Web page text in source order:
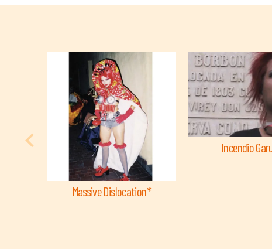
Massive Dislocation*
Incendio